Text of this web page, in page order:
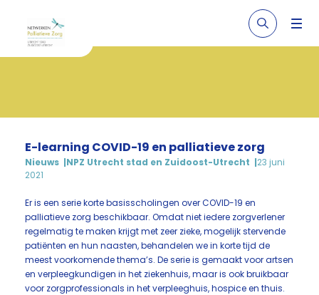
E-learning COVID-19 en palliatieve zorg
Nieuws NPZ Utrecht stad en Zuidoost-Utrecht
23 juni
2021
Er is een serie korte basisscholingen over COVID-19 en
palliatieve zorg beschikbaar. Omdat niet iedere zorgverlener
regelmatig te maken krijgt met zeer zieke, mogelijk stervende
patiënten en hun naasten, behandelen we in korte tijd de
meest voorkomende thema’s. De serie is gemaakt voor artsen
en verpleegkundigen in het ziekenhuis, maar is ook bruikbaar
voor zorgprofessionals in het verpleeghuis, hospice en thuis.